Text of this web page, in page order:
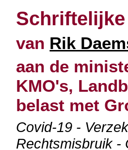
Schriftelijke
van Rik
aan de
KMO's,
belast met
Covid-19 -
Rechtsmisbruik -